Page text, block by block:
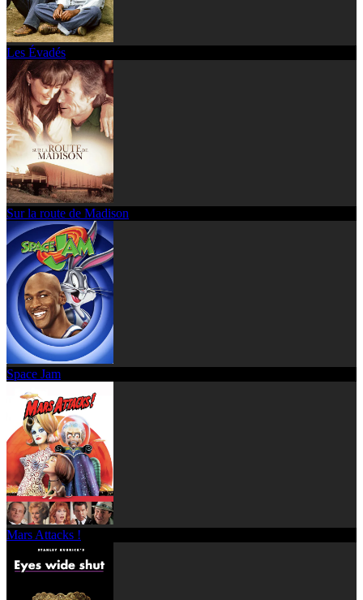
Les Évadés
Sur la route de Madison
Space Jam
Mars Attacks !